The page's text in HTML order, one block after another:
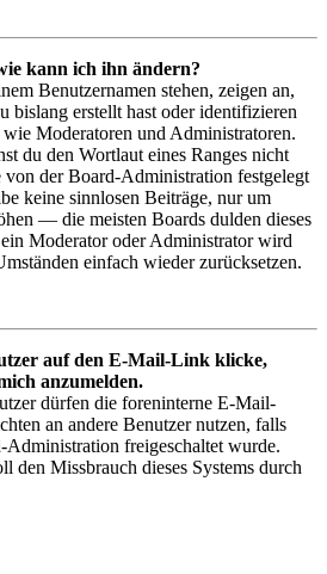
kann ich ihn ändern?
Benutzernamen stehen, zeigen an,
bislang erstellt hast oder identifizieren
Moderatoren und Administratoren.
du den Wortlaut eines Ranges nicht
von der Board-Administration festgelegt
keine sinnlosen Beiträge, nur um
— die meisten Boards dulden dieses
Moderator oder Administrator wird
einfach wieder zurücksetzen.
auf den E-Mail-Link klicke,
anzumelden.
dürfen die foreninterne E-Mail-
an andere Benutzer nutzen, falls
Administration freigeschaltet wurde.
den Missbrauch dieses Systems durch